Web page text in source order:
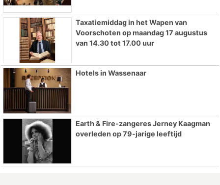
Taxatiemiddag in het Wapen van
Voorschoten op maandag 17 augustus
van 14.30 tot 17.00 uur
Hotels in Wassenaar
Earth & Fire-zangeres Jerney Kaagman
overleden op 79-jarige leeftijd